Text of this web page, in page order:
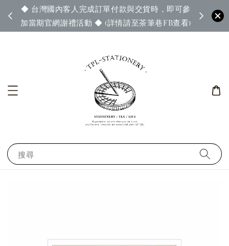
◆ 台灣國內客人完成訂單付款與交貨時，即可參
加當期官網謝禮活動 ◆ (詳情請至茶筆巷FB查看)
◆ 官
搜尋